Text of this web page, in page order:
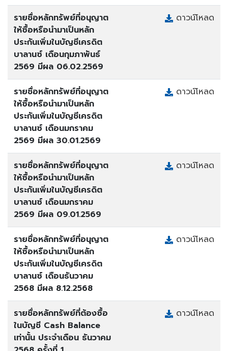
รายชื่อหลักทรัพย์ที่อนุญาต
ให้ซื้อหรือนำมาเป็นหลัก
ประกันเพิ่มในบัญชีเครดิต
บาลานซ์ เดือนกุมภาพันธ์
2569 มีผล 06.02.2569
ดาวน์โหลด
รายชื่อหลักทรัพย์ที่อนุญาต
ให้ซื้อหรือนำมาเป็นหลัก
ประกันเพิ่มในบัญชีเครดิต
บาลานซ์ เดือนมกราคม
2569 มีผล 30.01.2569
ดาวน์โหลด
รายชื่อหลักทรัพย์ที่อนุญาต
ให้ซื้อหรือนำมาเป็นหลัก
ประกันเพิ่มในบัญชีเครดิต
บาลานซ์ เดือนมกราคม
2569 มีผล 09.01.2569
ดาวน์โหลด
รายชื่อหลักทรัพย์ที่อนุญาต
ให้ซื้อหรือนำมาเป็นหลัก
ประกันเพิ่มในบัญชีเครดิต
บาลานซ์ เดือนธันวาคม
2568 มีผล 8.12.2568
ดาวน์โหลด
รายชื่อหลักทรัพย์ที่ต้องซื้อ
ในบัญชี Cash Balance
เท่านั้น ประจำเดือน ธันวาคม
ดาวน์โหลด